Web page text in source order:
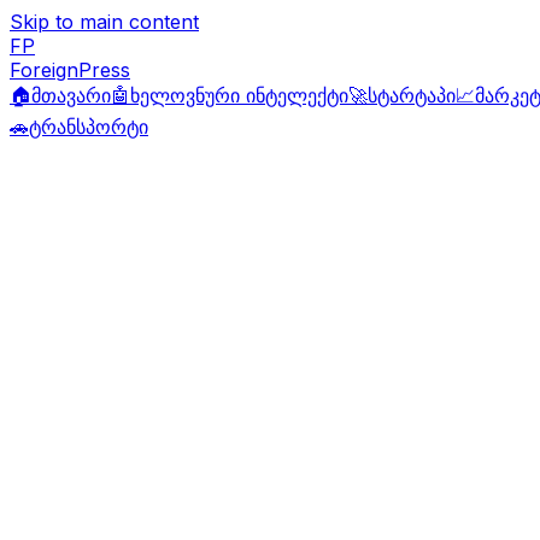
Skip to main content
FP
ForeignPress
🏠მთავარი🤖 ხელოვნური ინტელექტი🚀სტარტაპი📈
🚗ტრანსპორტი